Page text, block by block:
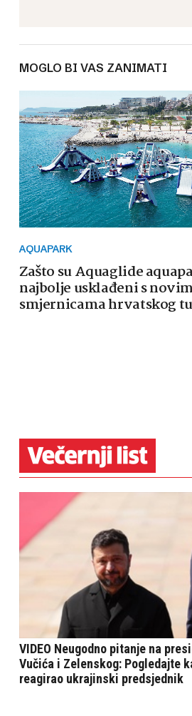
MOGLO BI VAS ZANIMATI
AQUAPARK
Zašto su Aquaglide
najbolje usklađeni s
smjernicama hrvatskog